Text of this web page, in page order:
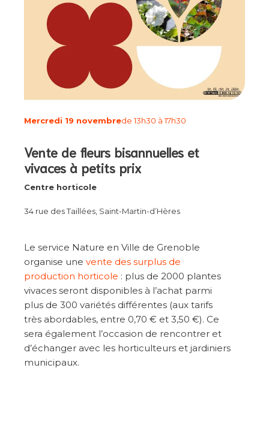
Mercredi 19 novembrede 13h30 à 17h30
Vente de fleurs bisannuelles et
vivaces à petits prix
Centre horticole
34 rue des Taillées, Saint-Martin-d’Hères
Le service Nature en Ville de Grenoble
organise une vente des surplus de
production horticole : plus de 2000 plantes
vivaces seront disponibles à l’achat parmi
plus de 300 variétés différentes (aux tarifs
très abordables, entre 0,70 € et 3,50 €). Ce
sera également l’occasion de rencontrer et
d’échanger avec les horticulteurs et jardiniers
municipaux.